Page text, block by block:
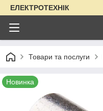
ЕЛЕКТРОТЕХНІК
Товари та послуги
Новинка